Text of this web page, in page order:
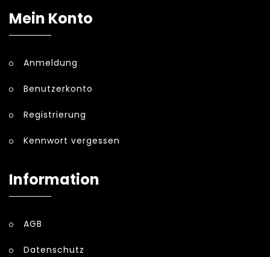
Mein Konto
Anmeldung
Benutzerkonto
Registrierung
Kennwort vergessen
Information
AGB
Datenschutz